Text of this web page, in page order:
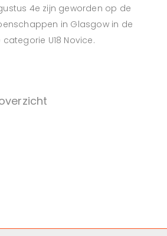
4e zijn geworden op de
in Glasgow in de
categorie U18 Novice.